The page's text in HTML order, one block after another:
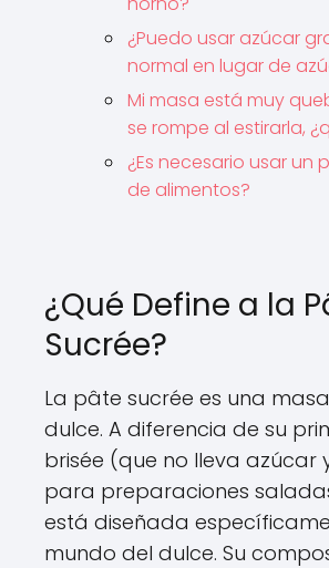
¿Puedo usar azúcar
normal en lugar de
Mi masa está muy
se rompe al estirarla,
¿Es necesario usar un
de alimentos?
¿Qué Define a la
Sucrée?
La pâte sucrée es una
dulce. A diferencia de su
brisée (que no lleva azúcar
para preparaciones
está diseñada
mundo del dulce. Su